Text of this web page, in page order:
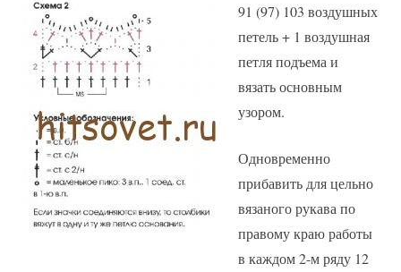
91 (97) 103 воздушных
петель + 1 воздушная
петля подъема и
вязать основным
узором.
Одновременно
прибавить для цельно
вязаного рукава по
правому краю работы
в каждом 2-м ряду 12